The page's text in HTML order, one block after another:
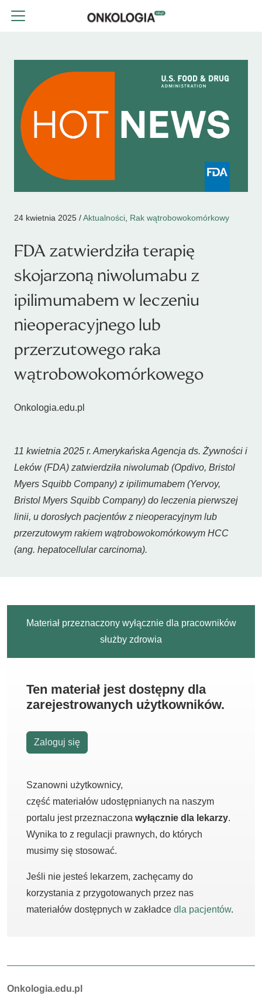
24 kwietnia 2025 /Aktualności Rak wątrobowokomórkowy
FDA zatwierdziła terapię
skojarzoną niwolumabu z
ipilimumabem w leczeniu
nieoperacyjnego lub
przerzutowego raka
wątrobowokomórkowego
Onkologia.edu.pl
11 kwietnia 2025 r. Amerykańska Agencja ds. Żywności i
Leków (FDA) zatwierdziła niwolumab (Opdivo, Bristol
Myers Squibb Company) z ipilimumabem (Yervoy,
Bristol Myers Squibb Company) do leczenia pierwszej
linii, u dorosłych pacjentów z nieoperacyjnym lub
przerzutowym rakiem wątrobowokomórkowym HCC
(ang. hepatocellular carcinoma).
Materiał przeznaczony wyłącznie dla pracowników
służby zdrowia
Ten materiał jest dostępny dla
zarejestrowanych użytkowników.
Zaloguj się
Szanowni użytkownicy,
część materiałów udostępnianych na naszym
portalu jest przeznaczona wyłącznie dla lekarzy.
Wynika to z regulacji prawnych, do których
musimy się stosować.
Jeśli nie jesteś lekarzem, zachęcamy do
korzystania z przygotowanych przez nas
materiałów dostępnych w zakładce dla pacjentów.
Autorzy:
Onkologia.edu.pl